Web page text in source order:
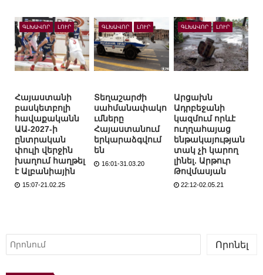
ԳԼԽԱՎՈՐ ԼՈՒՐ
Հայաստանի
բասկետբոլի
հավաքականն
ԱԱ-2027-ի
ընտրական
փուլի վերջին
խաղում հաղթել
է Ալբանիային
15:07-21.02.25
ԳԼԽԱՎՈՐ ԼՈՒՐ
Տեղաշարժի
սահմանափակո
ւմները
Հայաստանում
երկարաձգվում
են
16:01-31.03.20
ԳԼԽԱՎՈՐ ԼՈՒՐ
Արցախն
Ադրբեջանի
կազմում որևէ
ուղղահայաց
ենթակայության
տակ չի կարող
լինել. Արթուր
Թովմասյան
22:12-02.05.21
Որոնել
Որոնել